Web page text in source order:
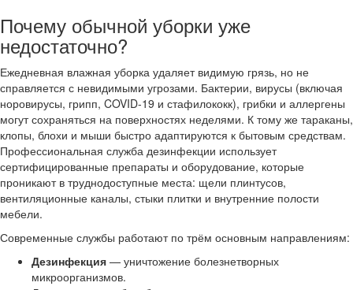
Почему обычной уборки уже
недостаточно?
Ежедневная влажная уборка удаляет видимую грязь, но не
справляется с невидимыми угрозами. Бактерии, вирусы (включая
норовирусы, грипп, COVID-19 и стафилококк), грибки и аллергены
могут сохраняться на поверхностях неделями. К тому же тараканы,
клопы, блохи и мыши быстро адаптируются к бытовым средствам.
Профессиональная служба дезинфекции использует
сертифицированные препараты и оборудование, которые
проникают в труднодоступные места: щели плинтусов,
вентиляционные каналы, стыки плитки и внутренние полости
мебели.
Современные службы работают по трём основным направлениям:
Дезинфекция — уничтожение болезнетворных
микроорганизмов.